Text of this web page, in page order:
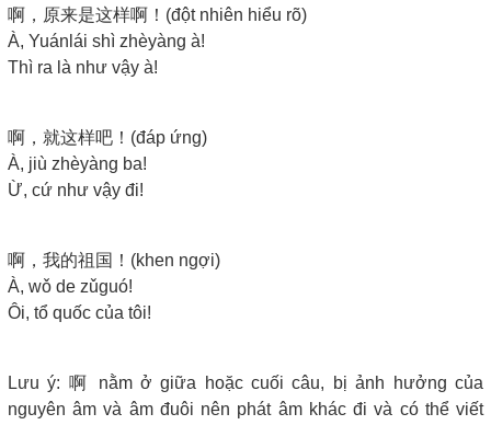
啊，原来是这样啊！(đột nhiên hiểu rõ)
À, Yuánlái shì zhèyàng à!
Thì ra là như vậy à!
啊，就这样吧！(đáp ứng)
À, jiù zhèyàng ba!
Ừ, cứ như vậy đi!
啊，我的祖国！(khen ngợi)
À, wǒ de zǔguó!
Ôi, tổ quốc của tôi!
Lưu ý: 啊 nằm ở giữa hoặc cuối câu, bị ảnh hưởng của
nguyên âm và âm đuôi nên phát âm khác đi và có thể viết